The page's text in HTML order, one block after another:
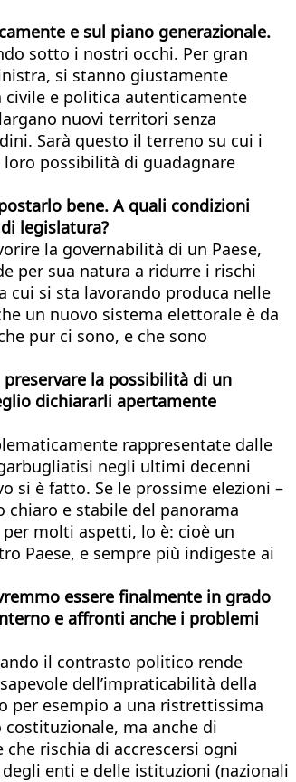
e sul piano generazionale.
sotto i nostri occhi. Per gran
si stanno giustamente
e politica autenticamente
nuovi territori senza
Sarà questo il terreno su cui i
possibilità di guadagnare
bene. A quali condizioni
di legislatura?
la governabilità di un Paese,
per sua natura a ridurre i rischi
cui si sta lavorando produca nelle
un nuovo sistema elettorale è da
pur ci sono, e che sono
la possibilità di un
dichiararli apertamente
rappresentate dalle
negli ultimi decenni
si è fatto. Se le prossime elezioni –
e stabile del panorama
molti aspetti, lo è: cioè un
Paese, e sempre più indigeste ai
essere finalmente in grado
e affronti anche i problemi
il contrasto politico rende
dell’impraticabilità della
per esempio a una ristrettissima
ma anche di
rischia di accrescersi ogni
enti e delle istituzioni (nazionali